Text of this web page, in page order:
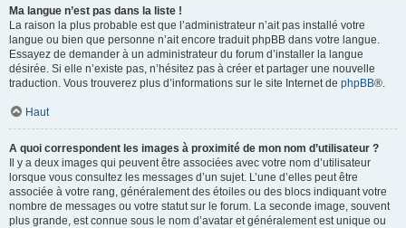
Ma langue n’est pas dans la liste !
La raison la plus probable est que l’administrateur n’ait pas installé votre
langue ou bien que personne n’ait encore traduit phpBB dans votre langue.
Essayez de demander à un administrateur du forum d’installer la langue
désirée. Si elle n’existe pas, n’hésitez pas à créer et partager une nouvelle
traduction. Vous trouverez plus d’informations sur le site Internet de phpBB®.
Haut
A quoi correspondent les images à proximité de mon nom d’utilisateur ?
Il y a deux images qui peuvent être associées avec votre nom d’utilisateur
lorsque vous consultez les messages d’un sujet. L’une d’elles peut être
associée à votre rang, généralement des étoiles ou des blocs indiquant votre
nombre de messages ou votre statut sur le forum. La seconde image, souvent
plus grande, est connue sous le nom d’avatar et généralement est unique ou